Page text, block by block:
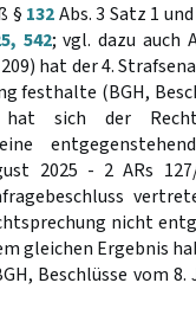
§ 132Abs. 3 Satz 1
542; vgl. dazu auch
hat der 4.
festhalte (BGH,
sich der
2025 - 2 ARs
nicht
gleichen Ergebnis
Beschlüsse vom 8.